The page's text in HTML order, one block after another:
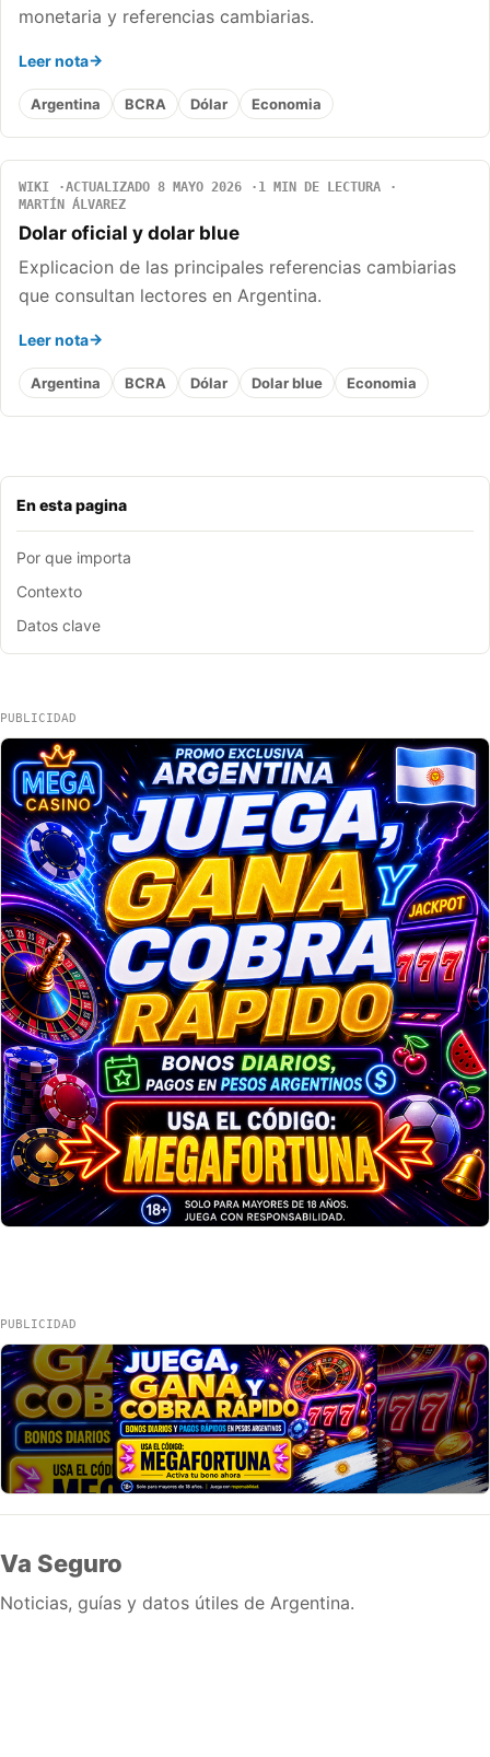
En esta pagina
Por que importa
Contexto
Datos clave
monetaria y referencias cambiarias.
Leer nota
Argentina BCRA Dólar Economia
WIKI ACTUALIZADO 8 MAYO 2026
1 MIN DE LECTURA
MARTÍN ÁLVAREZ
Dolar oficial y dolar blue
Explicacion de las principales referencias cambiarias
que consultan lectores en Argentina.
Leer nota
Argentina BCRA Dólar Dolar blue Economia
PUBLICIDAD
PUBLICIDAD
Va Seguro
Noticias, guías y datos útiles de Argentina.